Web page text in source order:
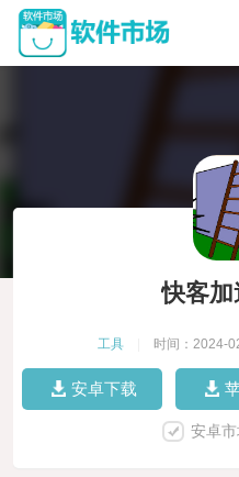
快客
工具 时间：2024-
安卓下载
安卓